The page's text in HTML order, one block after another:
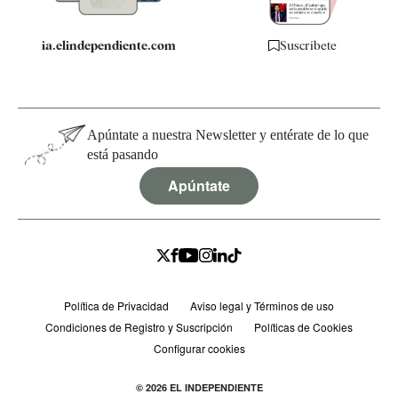
ia.elindependiente.com Suscríbete
Apúntate a nuestra Newsletter y entérate de lo que
está pasando
Apúntate
Política de Privacidad
Aviso legal y Términos de uso
Condiciones de Registro y Suscripción
Políticas de Cookies
Configurar cookies
© 2026 EL INDEPENDIENTE